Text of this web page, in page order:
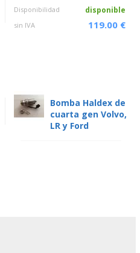
Disponibilidad disponible
sin IVA 119.00 €
Bomba Haldex de
cuarta gen Volvo,
LR y Ford